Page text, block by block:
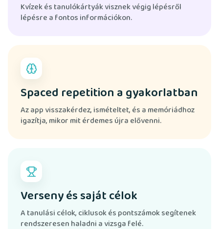
Kvízek és tanulókártyák visznek végig lépésről
lépésre a fontos információkon.
Spaced repetition a gyakorlatban
Az app visszakérdez, ismételtet, és a memóriádhoz
igazítja, mikor mit érdemes újra elővenni.
Verseny és saját célok
A tanulási célok, ciklusok és pontszámok segítenek
rendszeresen haladni a vizsga felé.